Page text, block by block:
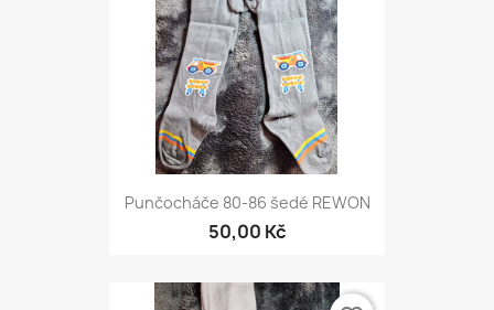
Punčocháče 80-86 šedé REWON
50,00 Kč